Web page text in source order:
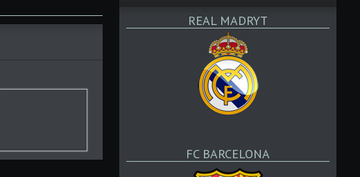
REAL MADRYT
FC BARCELONA